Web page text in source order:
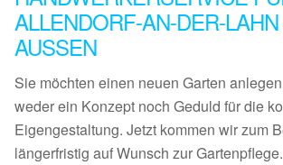
ALLENDORF-AN-DER-
AUSSEN
Sie möchten einen neuen Garten
weder ein Konzept noch Geduld für die
Eigengestaltung. Jetzt kommen wir zum
längerfristig auf Wunsch zur